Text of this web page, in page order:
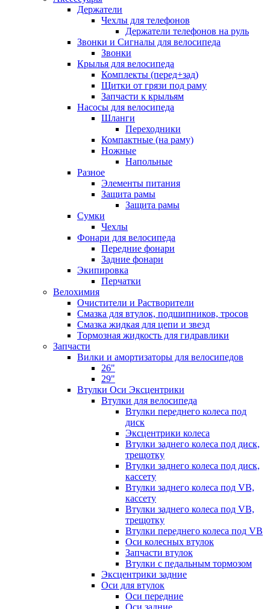
Держатели
Чехлы для телефонов
Держатели телефонов на руль
Звонки и Сигналы для велосипеда
Звонки
Крылья для велосипеда
Комплекты (перед+зад)
Щитки от грязи под раму
Запчасти к крыльям
Насосы для велосипеда
Шланги
Переходники
Компактные (на раму)
Ножные
Напольные
Разное
Элементы питания
Защита рамы
Защита рамы
Сумки
Чехлы
Фонари для велосипеда
Передние фонари
Задние фонари
Экипировка
Перчатки
Велохимия
Очистители и Растворители
Смазка для втулок, подшипников, тросов
Смазка жидкая для цепи и звезд
Тормозная жидкость для гидравлики
Запчасти
Вилки и амортизаторы для велосипедов
26"
29"
Втулки Оси Эксцентрики
Втулки для велосипеда
Втулки переднего колеса под
диск
Эксцентрики колеса
Втулки заднего колеса под диск,
трещотку
Втулки заднего колеса под диск,
кассету
Втулки заднего колеса под VB,
кассету
Втулки заднего колеса под VB,
трещотку
Втулки переднего колеса под VB
Оси колесных втулок
Запчасти втулок
Втулки с педальным тормозом
Эксцентрики задние
Оси для втулок
Оси передние
Оси задние